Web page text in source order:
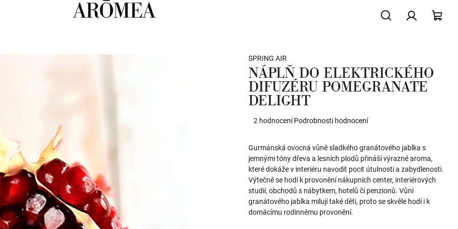
SPRING AIR
NÁPLŇ DO ELEKTRICKÉHO
DIFUZÉRU POMEGRANATE
DELIGHT
Průměrné
je
5,0
z
5
hvězdiček.
2 hodnocení Podrobnosti hodnocení
Gurmánská ovocná vůně sladkého granátového jablka s
jemnými tóny dřeva a lesních plodů přináší výrazné aroma,
které dokáže v interiéru navodit pocit útulnosti a zabydlenosti.
Výtečně se hodí k provonění nákupních center, interiérových
studií, obchodů s nábytkem, hotelů či penzionů. Vůni
granátového jablka milují také děti, proto se skvěle hodí i k
domácímu rodinnému provonění.